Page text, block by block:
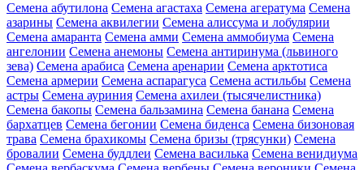
Семена абутилона Семена агастаха Семена агератума Семена
азарины Семена аквилегии Семена алиссума и лобулярии
Семена амаранта Семена амми Семена аммобиума Семена
ангелонии Семена анемоны Семена антиринума (львиного
зева) Семена арабиса Семена аренарии Семена арктотиса
Семена армерии Семена аспарагуса Семена астильбы Семена
астры Семена ауриния Семена ахилеи (тысячелистника)
Семена бакопы Семена бальзамина Семена банана Семена
бархатцев Семена бегонии Семена биденса Семена бизоновая
трава Семена брахикомы Семена бризы (трясунки) Семена
бровалии Семена буддлеи Семена василька Семена венидиума